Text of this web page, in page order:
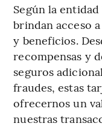
Según la
brindan acceso
y beneficios.
recompensas y
seguros
fraudes, estas
ofrecernos un
nuestras